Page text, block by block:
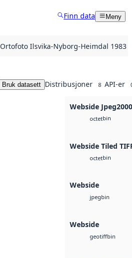
Finn data Meny
Ortofoto Ilsvika-Nyborg-Heimdal 1983
Bruk datasett Distribusjoner 8 API-er
Webside Jpeg2000
octetbin
Webside Tiled
octetbin
Webside
jpegbin
Webside
geotiffbin